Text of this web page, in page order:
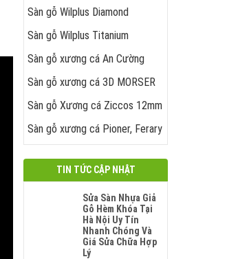
Sàn gỗ Wilplus Diamond
Sàn gỗ Wilplus Titanium
Sàn gỗ xương cá An Cường
Sàn gỗ xương cá 3D MORSER
Sàn gỗ Xương cá Ziccos 12mm
Sàn gỗ xương cá Pioner, Ferary
TIN TỨC CẬP NHẬT
Sửa Sàn Nhựa Giả
Gỗ Hèm Khóa Tại
Hà Nội Uy Tín
Nhanh Chóng Và
Giá Sửa Chữa Hợp
Lý